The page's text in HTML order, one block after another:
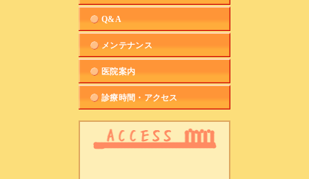
Q&A
メンテナンス
医院案内
診療時間・アクセス